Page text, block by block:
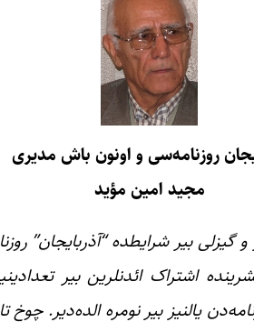
روزنامه‌سی و اونون باش مدیری
مجید امین مؤید
بیر شرایطده “آذربایجان”
اشتراک ائدنلرین بیر
نشر اولونان بو روزنامه‌دن یالنیز بیر